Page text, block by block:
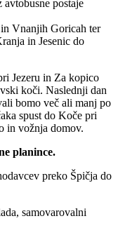
avtobusne postaje
Vnanjih Goricah ter
in Jesenic do
Jezeru in Za kopico
koči. Naslednji dan
bomo več ali manj po
spust do Koče pri
in vožnja domov.
planince.
preko Špičja do
samovarovalni